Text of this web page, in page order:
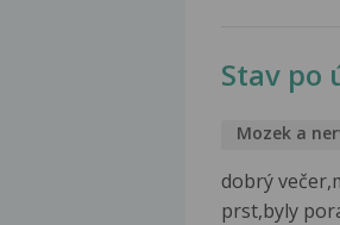
Stav po
Mozek a
dobrý
prst,byly